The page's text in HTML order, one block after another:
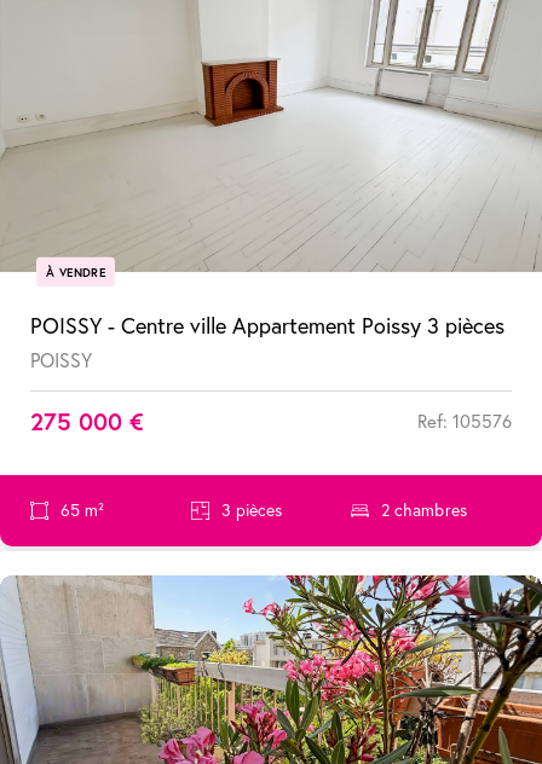
À VENDRE
POISSY - Centre ville Appartement Poissy 3 pièces
POISSY
275 000 € Ref: 105576
65 m² 3 pièces 2 chambres